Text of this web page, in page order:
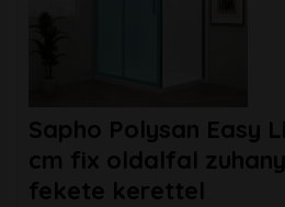
Sapho Polysan Easy
cm fix oldalfal
fekete kerettel